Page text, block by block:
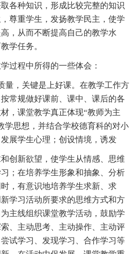
各种知识，形成比较完整的知识
尊重学生，发扬教学民主，使学
，从而不断提高自己的教学水
学任务。
过程中所得的一些体会：
量，关键是上好课。在教学工作方
常规做好课前、课中、课后的各
，课堂教学真正体现“教师为主
学思想，并结合学校德育科的对小
展学生心理；创设情境，诱发
创新欲望，使学生从情感、思维
；在培养学生形象和抽象、分析
，有意识地培养学生求新、求
学习活动所要求的思维方式和方
主线组织课堂教学活动，鼓励学
、主动思考、主动操作、主动评
试学习、发现学习、合作学习等